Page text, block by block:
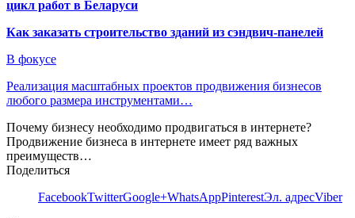
цикл работ в Беларуси
Как заказать строительство зданий из сэндвич-панелей
В фокусе
Реализация масштабных проектов продвижения бизнесов
любого размера инструментами…
Почему бизнесу необходимо продвигаться в интернете?
Продвижение бизнеса в интернете имеет ряд важных
преимуществ…
Поделиться
FacebookTwitterGoogle+WhatsAppPinterestЭл. адресViber